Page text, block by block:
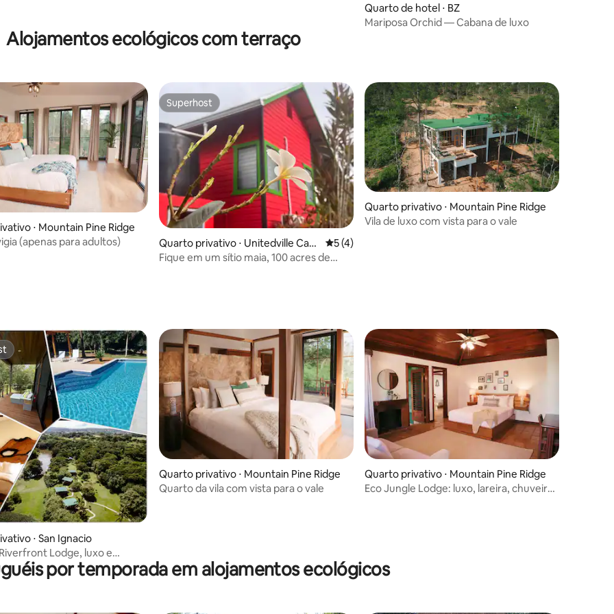
Quarto de hotel ⋅ BZ
Mariposa Orchid — Cabana de luxo
Alojamentos ecológicos com terraço
de 5, 9 avaliações
⋅ Mountain Pine Ridge
(apenas para adultos)
Superhost
Superhost
Quarto privativo ⋅ Unitedville‎ Cay
o
5 de uma avaliação média de 5, 4 avaliações
5 (4)
Fique em um sítio maia, 100 acres de
Quarto privativo ⋅ Mountain Pine Ridge
Vila de luxo com vista para o vale
de 5, 3 avaliações
⋅ San Ignacio
Lodge, luxo e
Quarto privativo ⋅ Mountain Pine Ridge
Quarto da vila com vista para o vale
Quarto privativo ⋅ Mountain Pine Ridge
Eco Jungle Lodge: luxo, lareira, chuveiro
por temporada em alojamentos ecológicos